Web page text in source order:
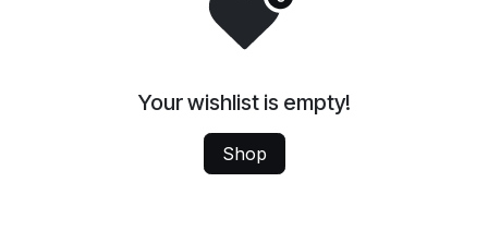
Your wishlist is empty!
Shop